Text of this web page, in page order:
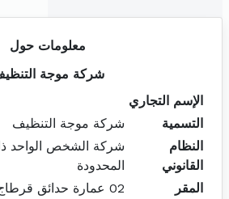
معلومات حول
شركة موجة
الإسم التجاري
التسمية
شركة موجة التنظيف
النظام
القانوني
شركة الشخص الواحد
المحدودة
المقر
02 عمارة حدائق قرطاج العوينة المرسى